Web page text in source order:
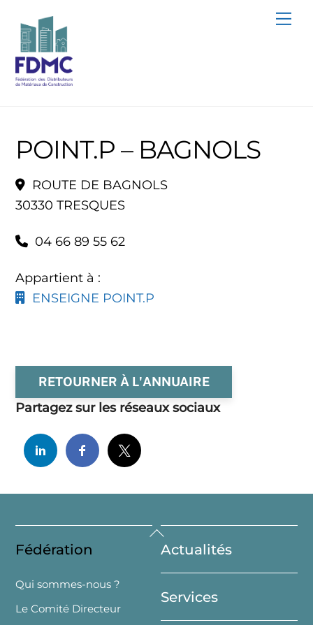
content
POINT.P – BAGNOLS
ROUTE DE BAGNOLS
30330 TRESQUES
04 66 89 55 62
Appartient à :
ENSEIGNE POINT.P
RETOURNER À L'ANNUAIRE
Partagez sur les réseaux sociaux
Back
To
Top
Fédération
Qui sommes-nous ?
Le Comité Directeur
Actualités
Services